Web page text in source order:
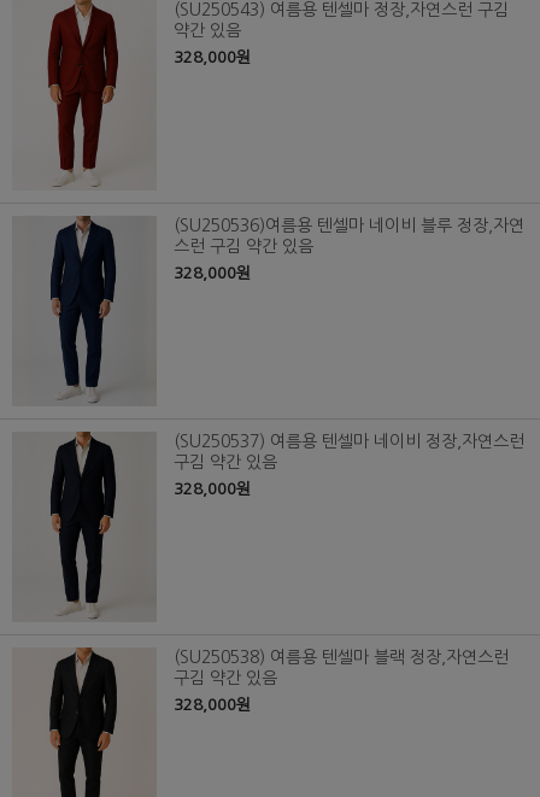
(SU250543) 여름용 텐셀마 정장,자연스런 구김
약간 있음
328,000원
(SU250536)여름용 텐셀마 네이비 블루 정장,자연
스런 구김 약간 있음
328,000원
(SU250537) 여름용 텐셀마 네이비 정장,자연스런
구김 약간 있음
328,000원
(SU250538) 여름용 텐셀마 블랙 정장,자연스런
구김 약간 있음
328,000원